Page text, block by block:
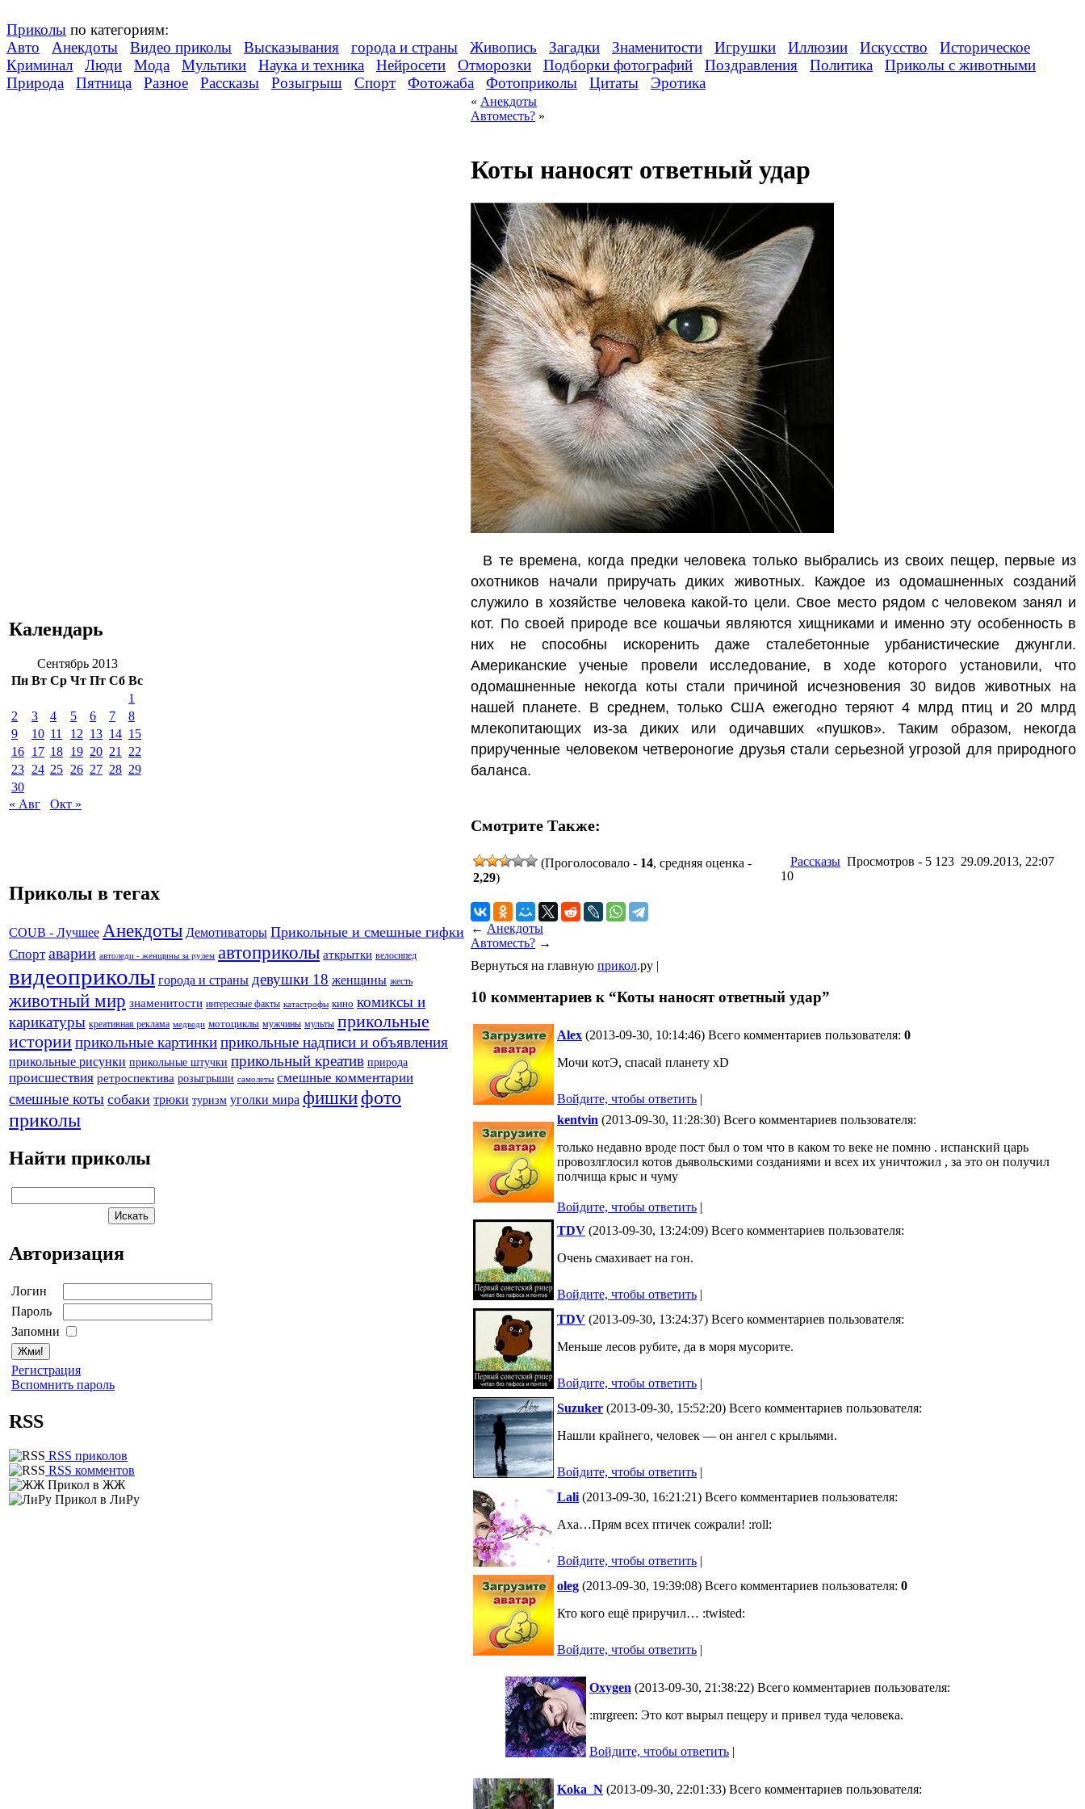
Приколы по категориям:
Авто
Анекдоты Видео приколы Высказывания города и страны Живопись Загадки Знаменитости Игрушки Иллюзии Искусство
Историческое
Криминал
Люди Мода Мультики Наука и техника Нейросети Отморозки Подборки фотографий Поздравления Политика
Приколы с животными
Природа
Пятница Разное Рассказы Розыгрыш Спорт Фотожаба Фотоприколы Цитаты Эротика
Календарь
Сентябрь 2013
Пн Вт Ср Чт Пт Сб Вс
1
2
3 4 5 6 7
8
9
10 11 12 13 14 15
16 17 18 19 20 21
22
23 24 25 26 27 28 29
30
« Авг
Окт »
Приколы в тегах
COUB - Лучшее Анекдоты Демотиваторы Прикольные и смешные гифки
Спорт аварии автоледи - женщины за рулем автоприколы аткрытки велосипед
видеоприколы города и страны девушки 18 женщины жесть
животный мир знаменитости интересные факты катастрофы кино комиксы и
карикатуры креативная реклама медведи мотоциклы мужчины мульты прикольные
историиприкольные картинкиприкольные надписи и объявления
прикольные рисунки прикольные штучки прикольный креатив природа
происшествия ретроспектива розыгрыши самолеты смешные комментарии
смешные коты собаки трюки туризм уголки мира фишкифото
приколы
Найти приколы
Авторизация
Логин
Пароль
Запомни
Регистрация
Вспомнить пароль
RSS
RSS приколов
RSS комментов
Прикол в ЖЖ
Прикол в ЛиРу
« Анекдоты
Автоместь? »
Коты наносят ответный удар
В те времена, когда предки человека только выбрались из своих пещер, первые из
охотников начали приручать диких животных. Каждое из одомашненных созданий
служило в хозяйстве человека какой-то цели. Свое место рядом с человеком занял и
кот. По своей природе все кошачьи являются хищниками и именно эту особенность в
них не способны искоренить даже сталебетонные урбанистические джунгли.
Американские ученые провели исследование, в ходе которого установили, что
одомашненные некогда коты стали причиной исчезновения 30 видов животных на
нашей планете. В среднем, только США ежегодно теряют 4 млрд птиц и 20 млрд
млекопитающих из-за диких или одичавших «пушков». Таким образом, некогда
прирученные человеком четвероногие друзья стали серьезной угрозой для природного
баланса.
Смотрите Также:
(Проголосовало - 14, средняя оценка -
2,29)
Рассказы Просмотров - 5 123 29.09.2013, 22:07
10
← Анекдоты
Автоместь? →
Вернуться на главную прикол.ру |
10 комментариев к “Коты наносят ответный удар”
Alex (2013-09-30, 10:14:46) Всего комментариев пользователя: 0
Мочи котЭ, спасай планету xD
Войдите, чтобы ответить |
kentvin (2013-09-30, 11:28:30) Всего комментариев пользователя:
только недавно вроде пост был о том что в каком то веке не помню . испанский царь
провозлглосил котов дьявольскими созданиями и всех их уничтожил , за это он получил
полчища крыс и чуму
Войдите, чтобы ответить |
TDV (2013-09-30, 13:24:09) Всего комментариев пользователя:
Очень смахивает на гон.
Войдите, чтобы ответить |
TDV (2013-09-30, 13:24:37) Всего комментариев пользователя:
Меньше лесов рубите, да в моря мусорите.
Войдите, чтобы ответить |
Suzuker (2013-09-30, 15:52:20) Всего комментариев пользователя:
Нашли крайнего, человек — он ангел с крыльями.
Войдите, чтобы ответить |
Lali (2013-09-30, 16:21:21) Всего комментариев пользователя:
Аха…Прям всех птичек сожрали! :roll:
Войдите, чтобы ответить |
oleg (2013-09-30, 19:39:08) Всего комментариев пользователя: 0
Кто кого ещё приручил… :twisted:
Войдите, чтобы ответить |
Oxygen (2013-09-30, 21:38:22) Всего комментариев пользователя:
:mrgreen: Это кот вырыл пещеру и привел туда человека.
Войдите, чтобы ответить |
Koka_N (2013-09-30, 22:01:33) Всего комментариев пользователя: